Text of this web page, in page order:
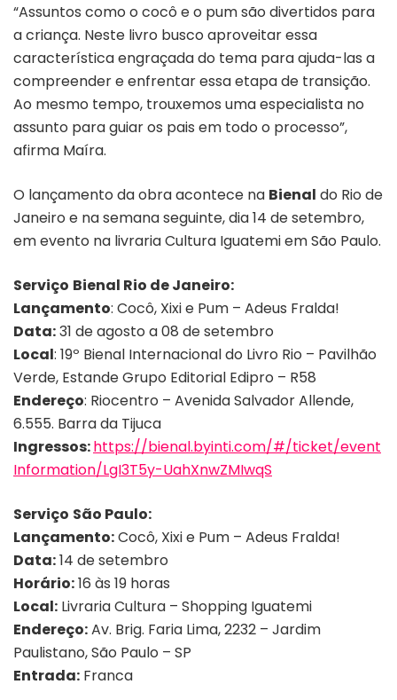
“Assuntos como o cocô e o pum são divertidos para
a criança. Neste livro busco aproveitar essa
característica engraçada do tema para ajuda-las a
compreender e enfrentar essa etapa de transição.
Ao mesmo tempo, trouxemos uma especialista no
assunto para guiar os pais em todo o processo”,
afirma Maíra.
O lançamento da obra acontece na Bienal do Rio de
Janeiro e na semana seguinte, dia 14 de setembro,
em evento na livraria Cultura Iguatemi em São Paulo.
Serviço Bienal Rio de Janeiro:
Lançamento: Cocô, Xixi e Pum – Adeus Fralda!
Data:31 de agosto a 08 de setembro
Local: 19º Bienal Internacional do Livro Rio – Pavilhão
Verde, Estande Grupo Editorial Edipro – R58
Endereço: Riocentro – Avenida Salvador Allende,
6.555. Barra da Tijuca
Ingressos:https://bienal.byinti.com/#/ticket/event
Information/LgI3T5y-UahXnwZMIwqS
Serviço São Paulo:
Lançamento:Cocô, Xixi e Pum – Adeus Fralda!
Data:14 de setembro
Horário:16 às 19 horas
Local: Livraria Cultura – Shopping Iguatemi
Endereço:Av. Brig. Faria Lima, 2232 – Jardim
Paulistano, São Paulo – SP
Entrada: Franca